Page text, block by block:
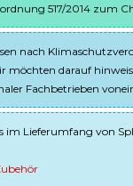
517/2014 zum
nach
darauf
Fachbetrieben
im Lieferumfang von